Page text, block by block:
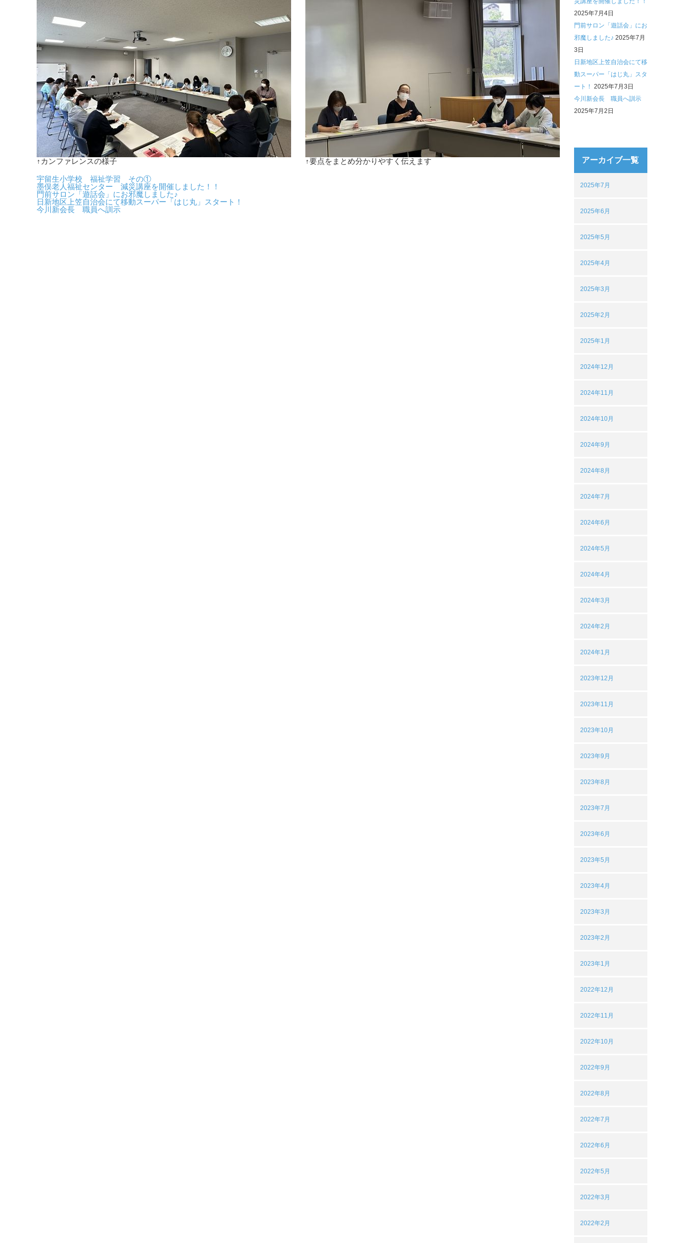
↑カンファレンスの様子 ↑要点をまとめ分かりやすく伝えます
宇留生小学校 福祉学習 その①
墨俣老人福祉センター 減災講座を開催しました！！
門前サロン「遊話会」にお邪魔しました♪
日新地区上笠自治会にて移動スーパー「はじ丸」スタート！
今川新会長 職員へ訓示
2025年7月4日
門前サロン「遊話会」にお
邪魔しました♪ 2025年7月
3日
日新地区上笠自治会にて移
動スーパー「はじ丸」スタ
ート！ 2025年7月3日
今川新会長 職員へ訓示
2025年7月2日
アーカイブ一覧
2025年7月
2025年6月
2025年5月
2025年4月
2025年3月
2025年2月
2025年1月
2024年12月
2024年11月
2024年10月
2024年9月
2024年8月
2024年7月
2024年6月
2024年5月
2024年4月
2024年3月
2024年2月
2024年1月
2023年12月
2023年11月
2023年10月
2023年9月
2023年8月
2023年7月
2023年6月
2023年5月
2023年4月
2023年3月
2023年2月
2023年1月
2022年12月
2022年11月
2022年10月
2022年9月
2022年8月
2022年7月
2022年6月
2022年5月
2022年3月
2022年2月